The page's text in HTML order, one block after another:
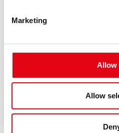
Marketing
Allow
Allow
La produzione
in acciaio
Gli articoli della
inossidabile sono
inossidabile austenitico